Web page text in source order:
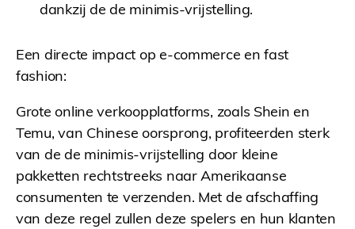
dankzij de de minimis-vrijstelling.
Een directe impact op e-commerce en fast
fashion:
Grote online verkoopplatforms, zoals Shein en
Temu, van Chinese oorsprong, profiteerden sterk
van de de minimis-vrijstelling door kleine
pakketten rechtstreeks naar Amerikaanse
consumenten te verzenden. Met de afschaffing
van deze regel zullen deze spelers en hun klanten